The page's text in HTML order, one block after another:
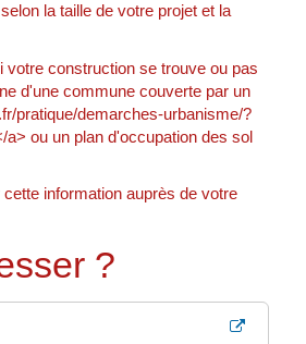
la taille de votre projet et la
votre construction se trouve ou pas
d'une commune couverte par un
pratique/demarches-urbanisme/?
ou un plan d'occupation des sol
information auprès de votre
?